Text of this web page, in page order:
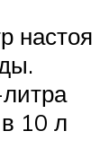
настоя
10 л